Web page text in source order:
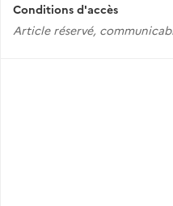
Conditions d'accès
Article réservé,